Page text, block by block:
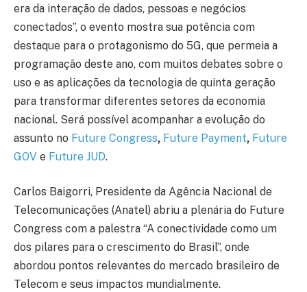
era da interação de dados, pessoas e negócios
conectados”, o evento mostra sua potência com
destaque para o protagonismo do 5G, que permeia a
programação deste ano, com muitos debates sobre o
uso e as aplicações da tecnologia de quinta geração
para transformar diferentes setores da economia
nacional. Será possível acompanhar a evolução do
assunto no Future Congress, Future Payment, Future
GOV e Future JUD.
Carlos Baigorri, Presidente da Agência Nacional de
Telecomunicações (Anatel) abriu a plenária do Future
Congress com a palestra “A conectividade como um
dos pilares para o crescimento do Brasil”, onde
abordou pontos relevantes do mercado brasileiro de
Telecom e seus impactos mundialmente.